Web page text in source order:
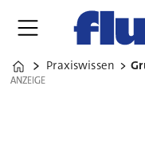
Home
Praxiswissen
ANZEIGE
ANZEIGE